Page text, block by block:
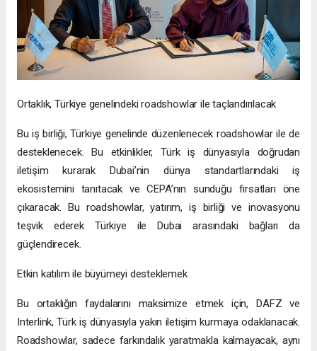
Ortaklık, Türkiye genelindeki roadshowlar ile taçlandırılacak
Bu iş birliği, Türkiye genelinde düzenlenecek roadshowlar ile de
desteklenecek. Bu etkinlikler, Türk iş dünyasıyla doğrudan
iletişim kurarak Dubai’nin dünya standartlarındaki iş
ekosistemini tanıtacak ve CEPA’nın sunduğu fırsatları öne
çıkaracak. Bu roadshowlar, yatırım, iş birliği ve inovasyonu
teşvik ederek Türkiye ile Dubai arasındaki bağları da
güçlendirecek.
Etkin katılım ile büyümeyi desteklemek
Bu ortaklığın faydalarını maksimize etmek için, DAFZ ve
Interlink, Türk iş dünyasıyla yakın iletişim kurmaya odaklanacak.
Roadshowlar, sadece farkındalık yaratmakla kalmayacak, aynı